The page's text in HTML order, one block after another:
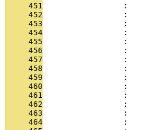
     451
:
     452
:
     453
:
     454
:
     455
:
     456
:
     457
:
     458
:
     459
:
     460
:
     461
:
     462
:
     463
:
     464
: